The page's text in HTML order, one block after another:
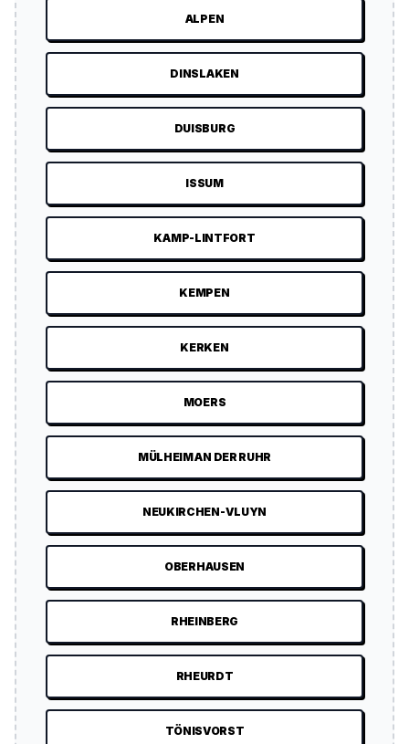
ALPEN
DINSLAKEN
DUISBURG
ISSUM
KAMP-LINTFORT
KEMPEN
KERKEN
MOERS
MÜLHEIM AN DER RUHR
NEUKIRCHEN-VLUYN
OBERHAUSEN
RHEINBERG
RHEURDT
TÖNISVORST